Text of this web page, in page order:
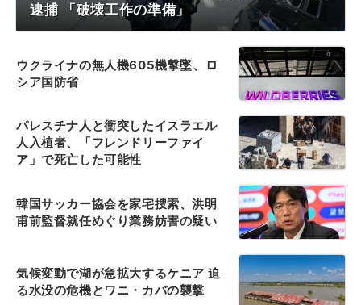
逮捕 「破壊工作の準備」
ウクライナの無人機605機撃墜、ロ
シア国防省
パレスチナ人と衝突したイスラエル
人入植者、「フレンドリーファイ
ア」で死亡した可能性
韓国サッカー協会を家宅捜索、洪明
甫前監督就任めぐり業務妨害の疑い
気候変動で湖が急拡大するケニア 迫
る水没の危機とワニ・カバの襲撃